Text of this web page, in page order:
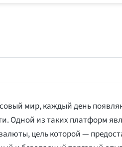
мир, каждый день
Одной из таких платформ
цель которой —